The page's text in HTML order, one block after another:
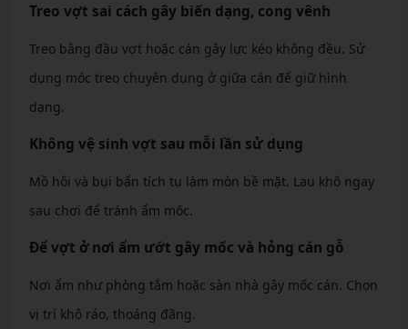
Treo vợt sai cách gây biến dạng, cong vênh
Treo bằng đầu vợt hoặc cán gây lực kéo không đều. Sử
dụng móc treo chuyên dụng ở giữa cán để giữ hình
dạng.
Không vệ sinh vợt sau mỗi lần sử dụng
Mồ hôi và bụi bẩn tích tụ làm mòn bề mặt. Lau khô ngay
sau chơi để tránh ẩm mốc.
Để vợt ở nơi ẩm ướt gây mốc và hỏng cán gỗ
Nơi ẩm như phòng tắm hoặc sàn nhà gây mốc cán. Chọn
vị trí khô ráo, thoáng đãng.